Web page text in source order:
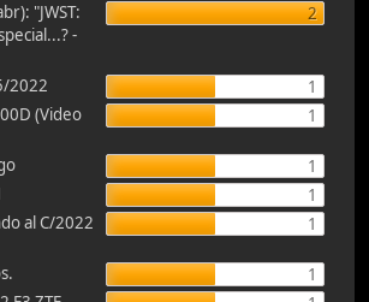
"JWST:
-
2
2022
1
(Video
1
1
1
al C/2022
1
1